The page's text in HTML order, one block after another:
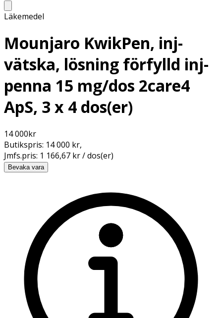
Läkemedel
Mounjaro KwikPen, inj-
vätska, lösning förfylld inj-
penna 15 mg/dos 2care4
ApS, 3 x 4 dos(er)
14 000kr
Butikspris: 14 000 kr,
Jmfs.pris: 1 166,67 kr / dos(er)
Bevaka vara